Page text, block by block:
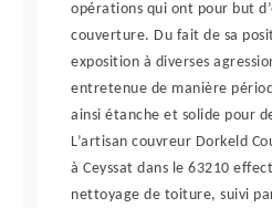
opérations qui ont pour but
couverture. Du fait de sa
exposition à diverses
entretenue de manière
ainsi étanche et solide pour
L’artisan couvreur Dorkeld
à Ceyssat dans le 63210
nettoyage de toiture, suivi